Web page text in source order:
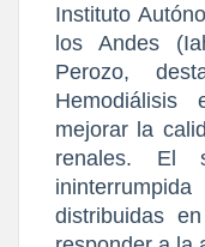
Instituto
los Andes
Perozo,
mejorar la
renales. El
distribuidas